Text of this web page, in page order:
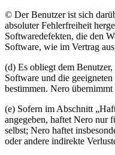
© Der Benutzer ist sich
absoluter Fehlerfreiheit
Softwaredefekten, die den
Software, wie im Vertrag
(d) Es obliegt dem
Software und die
bestimmen. Nero
(e) Sofern im Abschnitt
angegeben, haftet Nero nur
selbst; Nero haftet
oder andere indirekte